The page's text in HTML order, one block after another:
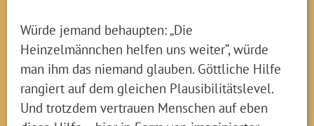
Würde jemand behaupten: „Die
Heinzelmännchen helfen uns weiter“, würde
man ihm das niemand glauben. Göttliche Hilfe
rangiert auf dem gleichen Plausibilitätslevel.
Und trotzdem vertrauen Menschen auf eben